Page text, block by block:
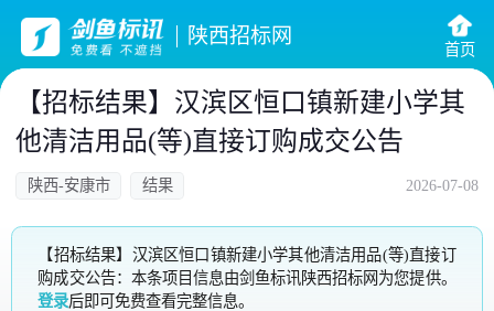
陕西招标网
首页
【招标结果】汉滨区恒口镇新建小学其
他清洁用品(等)直接订购成交公告
陕西-安康市 结果 2026-07-08
【招标结果】汉滨区恒口镇新建小学其他清洁用品(等)直接订
购成交公告：本条项目信息由剑鱼标讯陕西招标网为您提供。
登录后即可免费查看完整信息。